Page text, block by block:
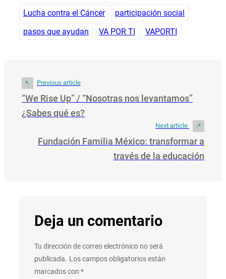
Lucha contra el Cáncer
participación social
pasos que ayudan
VA POR TI VAPORTI
Previous article
“We Rise Up” / “Nosotras nos levantamos”
¿Sabes qué es?
Next article
Fundación Familia México: transformar a
través de la educación
Deja un comentario
Tu dirección de correo electrónico no será
publicada. Los campos obligatorios están
marcados con *